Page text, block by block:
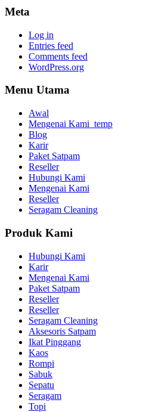
Meta
Log in
Entries feed
Comments feed
WordPress.org
Menu Utama
Awal
Mengenai Kami_temp
Blog
Karir
Paket Satpam
Reseller
Hubungi Kami
Mengenai Kami
Reseller
Seragam Cleaning
Produk Kami
Hubungi Kami
Karir
Mengenai Kami
Paket Satpam
Reseller
Reseller
Seragam Cleaning
Aksesoris Satpam
Ikat Pinggang
Kaos
Rompi
Sabuk
Sepatu
Seragam
Topi